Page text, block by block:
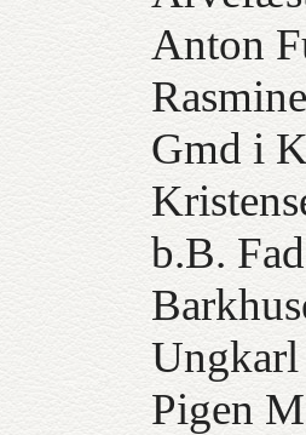
Anton
Gmd i
b.B.
Ungkarl
Pigen